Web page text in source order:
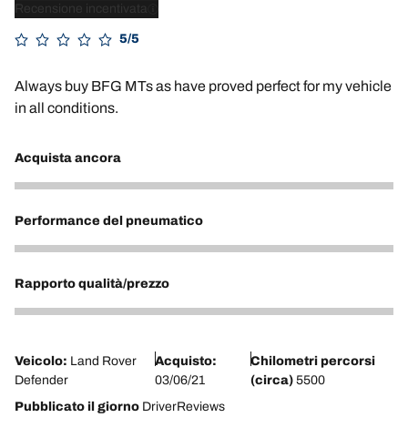
Recensione incentivata
5/5
Always buy BFG MTs as have proved perfect for my vehicle
in all conditions.
Acquista ancora
5
Performance del pneumatico
5
Rapporto qualità/prezzo
3
Veicolo: Land Rover
Defender
Acquisto:
03/06/21
Chilometri percorsi
(circa) 5500
Pubblicato il giorno DriverReviews